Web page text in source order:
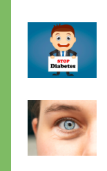
,
s
a
l